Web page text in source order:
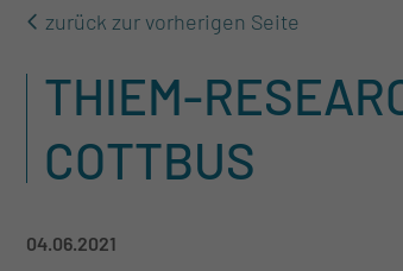
zurück zur vorherigen Seite
THIEM-
COTTBUS
04.06.2021